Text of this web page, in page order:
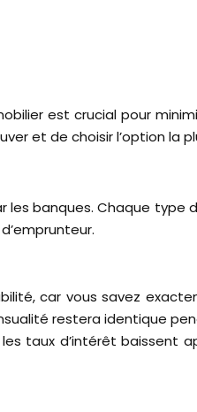
et de choisir l’option la
banques. Chaque type
car vous savez
restera identique
taux d’intérêt baissent